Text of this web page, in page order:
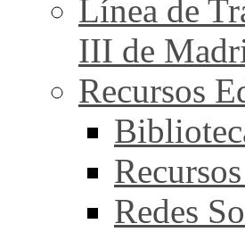
Línea de
III de
Recursos
Redes